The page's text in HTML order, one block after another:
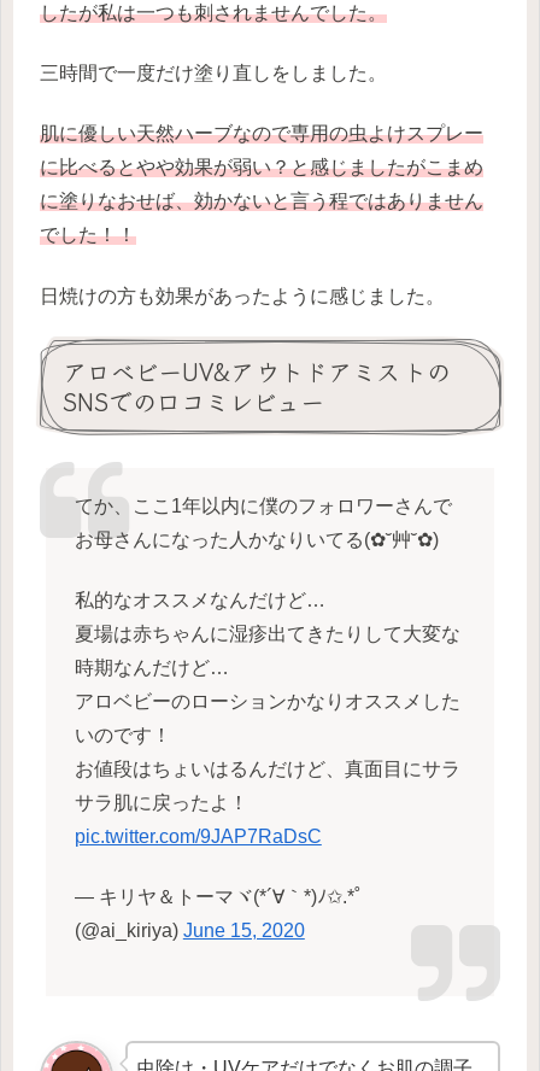
したが私は一つも刺されませんでした。
三時間で一度だけ塗り直しをしました。
肌に優しい天然ハーブなので専用の虫よけスプレー
に比べるとやや効果が弱い？と感じましたがこまめ
に塗りなおせば、効かないと言う程ではありません
でした！！
日焼けの方も効果があったように感じました。
アロベビーUV&アウトドアミストの
SNSでの口コミレビュー
てか、ここ1年以内に僕のフォロワーさんで
お母さんになった人かなりいてる(✿˘艸˘✿)
私的なオススメなんだけど…
夏場は赤ちゃんに湿疹出てきたりして大変な
時期なんだけど…
アロベビーのローションかなりオススメした
いのです！
お値段はちょいはるんだけど、真面目にサラ
サラ肌に戻ったよ！
pic.twitter.com/9JAP7RaDsC
— キリヤ＆トーマヾ(*´∀｀*)ﾉ✩.*˚
(@ai_kiriya) June 15, 2020